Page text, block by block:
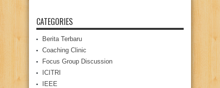
CATEGORIES
Berita Terbaru
Coaching Clinic
Focus Group Discussion
ICITRI
IEEE